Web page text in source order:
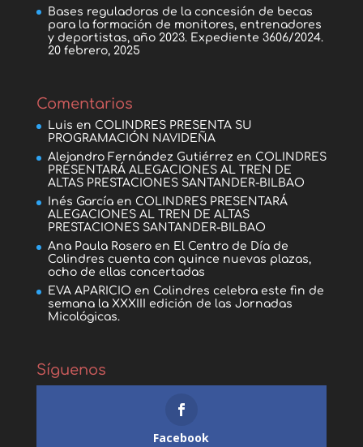
Bases reguladoras de la concesión de becas
para la formación de monitores, entrenadores
y deportistas, año 2023. Expediente 3606/2024.
20 febrero, 2025
Comentarios
Luis en COLINDRES PRESENTA SU
PROGRAMACIÓN NAVIDEÑA
Alejandro Fernández Gutiérrez en COLINDRES
PRESENTARÁ ALEGACIONES AL TREN DE
ALTAS PRESTACIONES SANTANDER-BILBAO
Inés Garcíaen COLINDRES PRESENTARÁ
ALEGACIONES AL TREN DE ALTAS
PRESTACIONES SANTANDER-BILBAO
Ana Paula Roseroen El Centro de Día de
Colindres cuenta con quince nuevas plazas,
ocho de ellas concertadas
EVA APARICIO en Colindres celebra este fin de
semana la XXXIII edición de las Jornadas
Micológicas.
Síguenos
Facebook